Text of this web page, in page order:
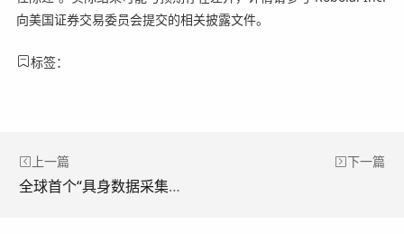
向美国证券交易委员会提交的相关披露文件。
标签：
上一篇
全球首个“具身数据采集5S店”启用：戴盟与中国移动共建“数采进家庭”网络
下一篇